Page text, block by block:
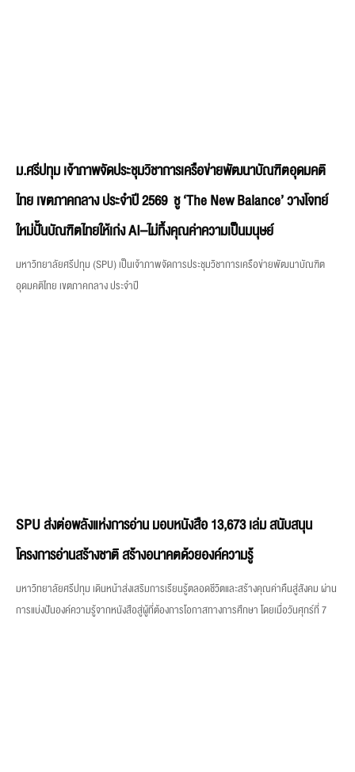
ม.ศรีปทุม เจ้าภาพจัดประชุมวิชาการเครือข่ายพัฒนาบัณฑิตอุดมคติ
ไทย เขตภาคกลาง ประจำปี 2569 ชู ‘The New Balance’ วางโจทย์
ใหม่ปั้นบัณฑิตไทยให้เก่ง AI–ไม่ทิ้งคุณค่าความเป็นมนุษย์
มหาวิทยาลัยศรีปทุม (SPU) เป็นเจ้าภาพจัดการประชุมวิชาการเครือข่ายพัฒนาบัณฑิต
อุดมคติไทย เขตภาคกลาง ประจำปี
SPU ส่งต่อพลังแห่งการอ่าน มอบหนังสือ 13,673 เล่ม สนับสนุน
โครงการอ่านสร้างชาติ สร้างอนาคตด้วยองค์ความรู้
มหาวิทยาลัยศรีปทุม เดินหน้าส่งเสริมการเรียนรู้ตลอดชีวิตและสร้างคุณค่าคืนสู่สังคม ผ่าน
การแบ่งปันองค์ความรู้จากหนังสือสู่ผู้ที่ต้องการโอกาสทางการศึกษา โดยเมื่อวันศุกร์ที่ 7